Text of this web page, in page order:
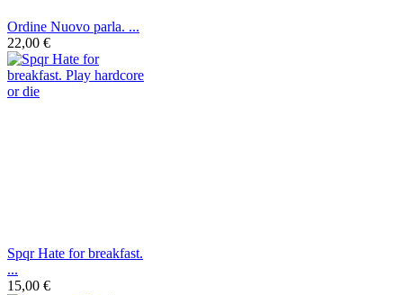
Ordine Nuovo parla. ...
22,00 €
Spqr Hate for breakfast.
...
15,00 €